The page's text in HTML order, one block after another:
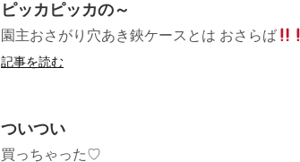
ピッカピッカの～
園主おさがり穴あき鋏ケースとは おさらば
記事を読む
ついつい
買っちゃった♡